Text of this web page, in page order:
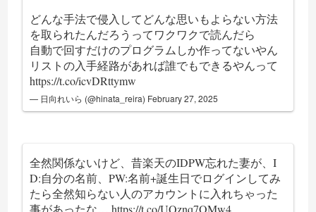
どんな手法で侵入してどんな思いもよらない方法
を取られたんだろうってワクワクで読んだら
自動で回すだけのプログラムしか作ってないやん
リストの入手経路があれば誰でもできるやんって
https://t.co/icvDRttymw
— 日向れいら (@hinata_reira) February 27, 2025
全然関係ないけど、昔楽天のIDPW忘れた妻が、I
D:自分の名前、PW:名前+誕生日でログインしてみ
たら全然知らない人のアカウントに入れちゃった